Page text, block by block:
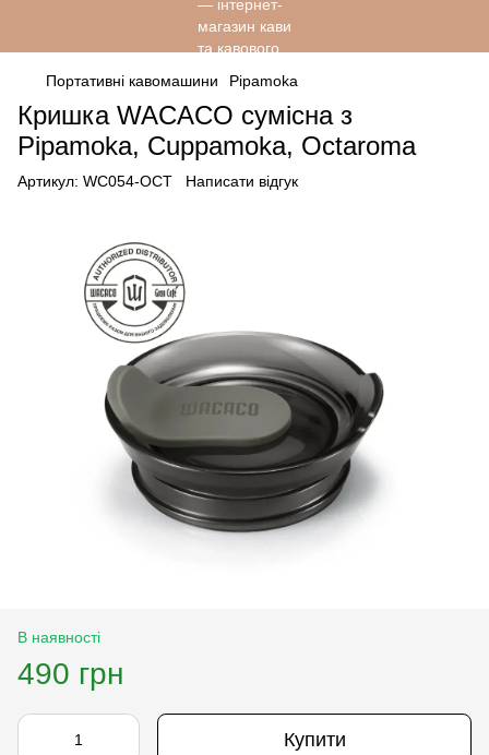
Портативні кавомашини Pipamoka
Кришка WACACO сумісна з
Pipamoka, Cuppamoka, Octaroma
Артикул: WC054-OCT Написати відгук
В наявності
490 грн
Купити